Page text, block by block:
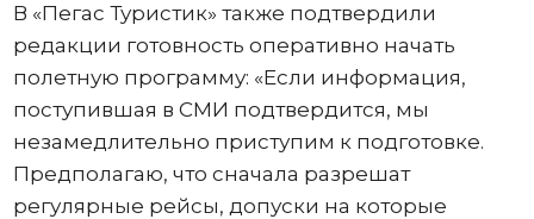
В «Пегас Туристик» также подтвердили
редакции готовность оперативно начать
полетную программу: «Если информация,
поступившая в СМИ подтвердится, мы
незамедлительно приступим к подготовке.
Предполагаю, что сначала разрешат
регулярные рейсы, допуски на которые